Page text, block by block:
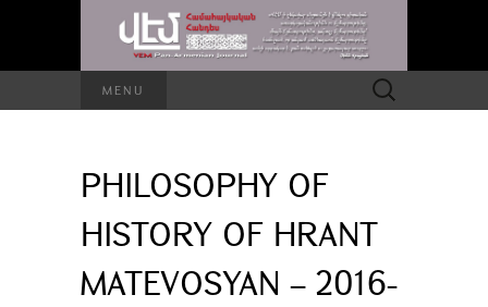
MENU
Search
for:
PHILOSOPHY OF
HISTORY OF HRANT
MATEVOSYAN – 2016-